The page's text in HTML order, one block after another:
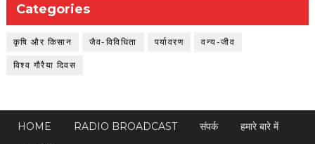
Categories
कृषि और किसान जैव-विविधिता पर्यावरण वन्य-जीव
विश्व गौरैया दिवस
HOME RADIO BROADCAST संपर्क
हमारे बारे में